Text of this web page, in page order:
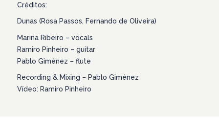
Créditos:
Dunas (Rosa Passos, Fernando de Oliveira)
Marina Ribeiro – vocals
Ramiro Pinheiro – guitar
Pablo Giménez – flute
Recording & Mixing – Pablo Giménez
Vídeo: Ramiro Pinheiro